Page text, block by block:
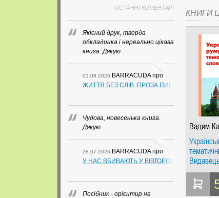
ОСТАННІ КОМЕНТАРІ
Якісний друк, тверда
обкладинка і нереально цікава
книга. Дякую
01.08.2026 BARRACUDAпро
ЖИТТЯ БЕЗ СЛІВ. ПРОЗА ПИСЬМЕННИКІВ ІЗ
Чудова, новесенька книга.
Дякую
28.07.2026 BARRACUDAпро
У НАС ВБИВАЮТЬ У ВІВТОРОК.
Посібник - орієнтир на
КНИГИ
Вадим
Карпенко